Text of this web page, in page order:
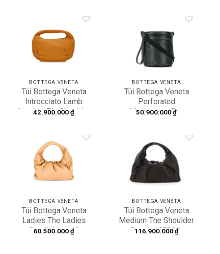
Add to
wishlist
BOTTEGA VENETA
Túi Bottega Veneta
Intrecciato Lamb
Leather Zip Shoulder
42.900.000₫
BOTTEGA VENETA
Túi Bottega Veneta
Perforated
Messenger Bag
50.900.000₫
BOTTEGA VENETA
Túi Bottega Veneta
Ladies The Ladies
Small ‘Almond’
60.500.000₫
Add to
wishlist
BOTTEGA VENETA
Túi Bottega Veneta
Medium The Shoulder
Pouch 607984-
116.900.000₫